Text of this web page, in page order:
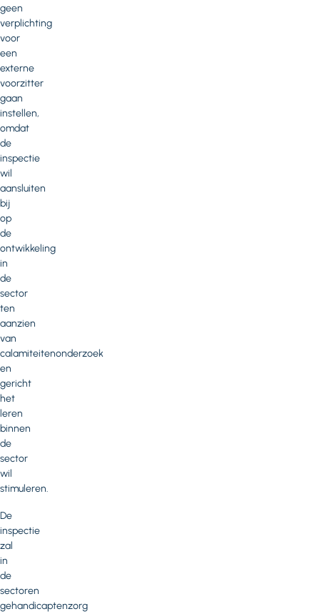
geen
verplichting
voor
een
externe
voorzitter
gaan
instellen,
omdat
de
inspectie
wil
aansluiten
bij
op
de
ontwikkeling
in
de
sector
ten
aanzien
van
calamiteitenonderzoek
en
gericht
het
leren
binnen
de
sector
wil
stimuleren.
De
inspectie
zal
in
de
sectoren
gehandicaptenzorg